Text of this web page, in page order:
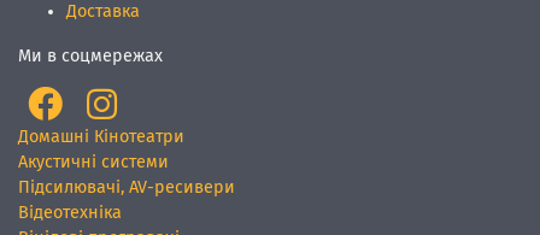
Доставка
Ми в соцмережах
Домашні Кінотеатри
Акустичні системи
Підсилювачі, AV-ресивери
Відеотехніка